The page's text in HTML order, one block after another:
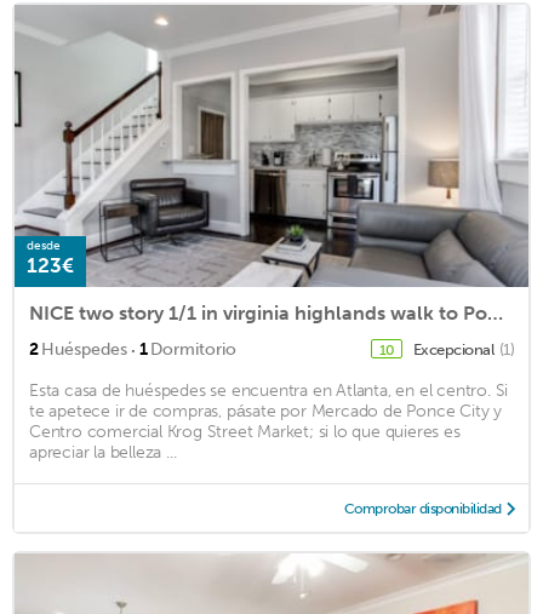
desde
123€
NICE two story 1/1 in virginia highlands walk to Ponce City Market and beltline
2Huéspedes · 1Dormitorio 10 Excepcional (1)
Esta casa de huéspedes se encuentra en Atlanta, en el centro. Si
te apetece ir de compras, pásate por Mercado de Ponce City y
Centro comercial Krog Street Market; si lo que quieres es
apreciar la belleza ...
Comprobar disponibilidad